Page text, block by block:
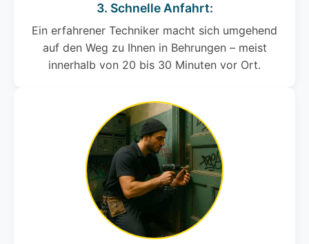
3. Schnelle Anfahrt:
Ein erfahrener Techniker macht sich umgehend
auf den Weg zu Ihnen in Behrungen – meist
innerhalb von 20 bis 30 Minuten vor Ort.